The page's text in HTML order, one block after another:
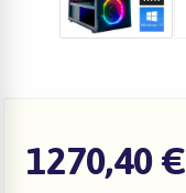
1270,40 €